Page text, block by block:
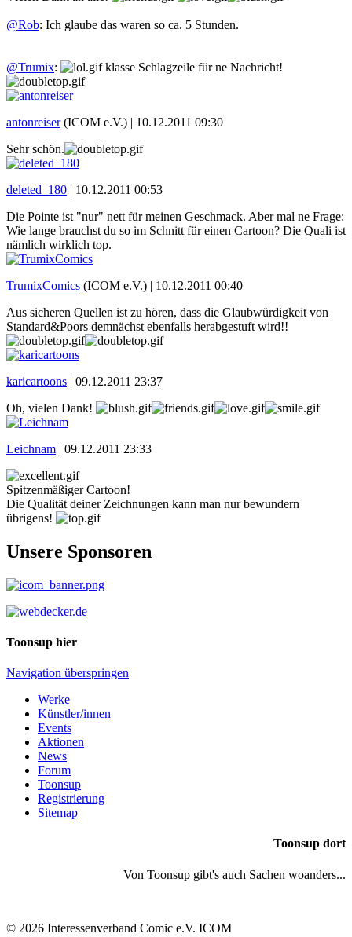
@Rob: Ich glaube das waren so ca. 5 Stunden.
@Trumix: klasse Schlagzeile für ne Nachricht!
antonreiser(ICOM e.V.) | 10.12.2011 09:30
Sehr schön.
deleted_180 | 10.12.2011 00:53
Die Pointe ist "nur" nett für meinen Geschmack. Aber mal ne Frage:
Wie lange brauchst du so im Schnitt für einen Cartoon? Die Quali ist
nämlich wirklich top.
TrumixComics (ICOM e.V.) | 10.12.2011 00:40
Aus sicheren Quellen ist zu hören, dass die Glaubwürdigkeit von
Standard&Poors demnächst ebenfalls herabgestuft wird!!
karicartoons | 09.12.2011 23:37
Oh, vielen Dank!
Leichnam | 09.12.2011 23:33
Spitzenmäßiger Cartoon!
Die Qualität deiner Zeichnungen kann man nur bewundern
übrigens!
Unsere Sponsoren
Toonsup hier
Navigation überspringen
Werke
Künstler/innen
Events
Aktionen
News
Forum
Toonsup
Registrierung
Sitemap
Toonsup dort
Von Toonsup gibt's auch Sachen woanders...
© 2026 Interessenverband Comic e.V. ICOM